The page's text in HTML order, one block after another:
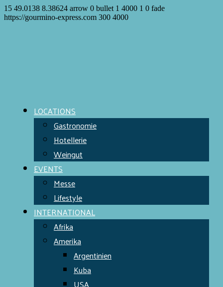
15 49.0138 8.38624 arrow 0 bullet 1 4000 1 0 fade
https://gourmino-express.com 300 4000
LOCATIONS
Gastronomie
Hotellerie
Weingut
EVENTS
Messe
Lifestyle
INTERNATIONAL
Afrika
Amerika
Argentinien
Kuba